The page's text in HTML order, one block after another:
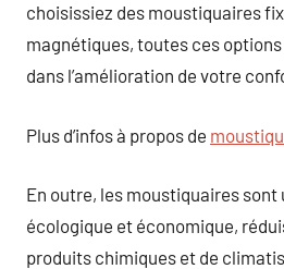
choisissiez des moustiquaires
magnétiques, toutes ces
dans l’amélioration de votre
Plus d’infos à propos de
En outre, les moustiquaires sont
écologique et économique,
produits chimiques et de